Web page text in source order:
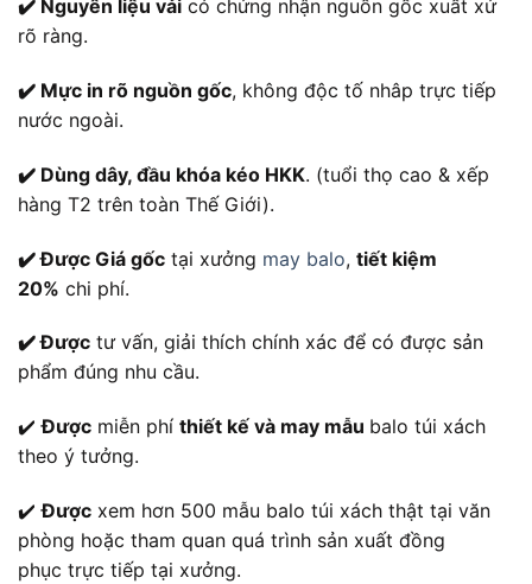
✔️ Nguyên liệu vải có chứng nhận nguồn gốc xuất xứ
rõ ràng.
✔️ Mực in rõ nguồn gốc, không độc tố nhâp trực tiếp
nước ngoài.
✔️ Dùng dây, đầu khóa kéo HKK. (tuổi thọ cao & xếp
hàng T2 trên toàn Thế Giới).
✔️ Được Giá gốc tại xưởng may balo, tiết kiệm
20% chi phí.
✔️ Được tư vấn, giải thích chính xác để có được sản
phẩm đúng nhu cầu.
✔️Được miễn phí thiết kế và may mẫu balo túi xách
theo ý tưởng.
✔️Được xem hơn 500 mẫu balo túi xách thật tại văn
phòng hoặc tham quan quá trình sản xuất đồng
phục trực tiếp tại xưởng.